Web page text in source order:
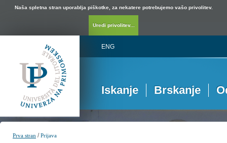
Naša spletna stran uporablja piškotke, za nekatere potrebujemo vašo privolitev.
Uredi privolitev...
ENG
Iskanje Brskanje
Prva stran /Prijava